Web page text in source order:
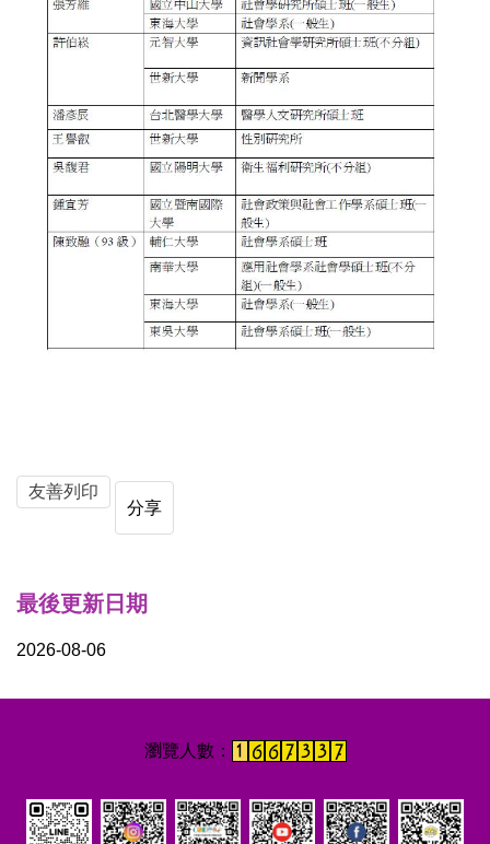
友善列印
分享
最後更新日期
2026-08-06